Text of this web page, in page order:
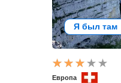
Я был там
Европа